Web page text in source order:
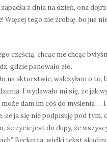
z dnia na dzień, ona
Więcej tego nie zrobię, bo już nie
częścią, chcąc nie chcąc
gdzie panowało zło.
na aktorstwie, walczyłam o
I wydawało mi się, że jak
dam im coś do myślenia …
że ja się nie podpisuję pod tym,
że życie jest do dupy, że
Becketta, wielki tekst